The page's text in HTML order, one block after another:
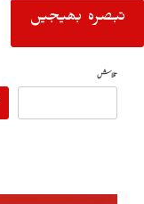
تلاش